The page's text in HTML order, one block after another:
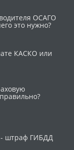
ОСАГО
это нужно?
КАСКО или
штраф ГИБДД